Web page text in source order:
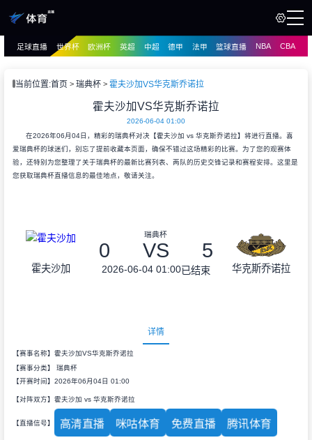
播
足球直播 世界杯 欧洲杯 英超 中超 德甲 法甲 篮球直播 NBA CBA
当前位置:首页 瑞典杯 霍夫沙加VS华克斯乔诺拉
霍夫沙加VS华克斯乔诺拉
2026-06-04 01:00
在2026年06月04日，精彩的瑞典杯对决【霍夫沙加 vs 华克斯乔诺拉】将进行直播。喜
爱瑞典杯的球迷们，别忘了提前收藏本页面，确保不错过这场精彩的比赛。为了您的观赛体
验，还特别为您整理了关于瑞典杯的最新比赛列表、两队的历史交锋记录和赛程安排。这里是
您获取瑞典杯直播信息的最佳地点，敬请关注。
霍夫沙加
瑞典杯
0 VS 5
2026-06-04 01:00已结束 华克斯乔诺拉
详情
【赛事名称】霍夫沙加VS华克斯乔诺拉
【赛事分类】 瑞典杯
【开赛时间】2026年06月04日 01:00
【对阵双方】霍夫沙加 vs 华克斯乔诺拉
【直播信号】 高清直播 咪咕体育 免费直播 腾讯体育